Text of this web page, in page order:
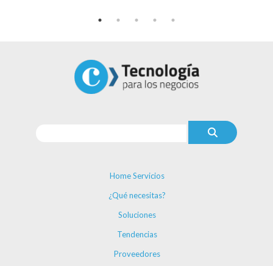
Home Servicios
¿Qué necesitas?
Soluciones
Tendencias
Proveedores